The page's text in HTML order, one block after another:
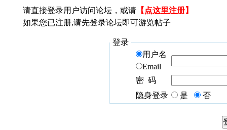
请直接登录用户访问论坛，或请 【 点这里注册】
如果您已注册,请先登录论坛即可游览帖子
登录
用户名
Email
密 码
隐身登录
是 否